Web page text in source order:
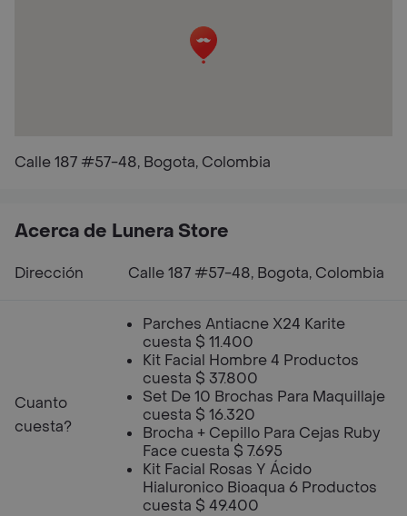
Calle 187 #57-48, Bogota, Colombia
Acerca de Lunera Store
Dirección Calle 187 #57-48, Bogota, Colombia
Cuanto
cuesta?
Parches Antiacne X24 Karite
cuesta $ 11.400
Kit Facial Hombre 4 Productos
cuesta $ 37.800
Set De 10 Brochas Para Maquillaje
cuesta $ 16.320
Brocha + Cepillo Para Cejas Ruby
Face cuesta $ 7.695
Kit Facial Rosas Y Ácido
Hialuronico Bioaqua 6 Productos
cuesta $ 49.400